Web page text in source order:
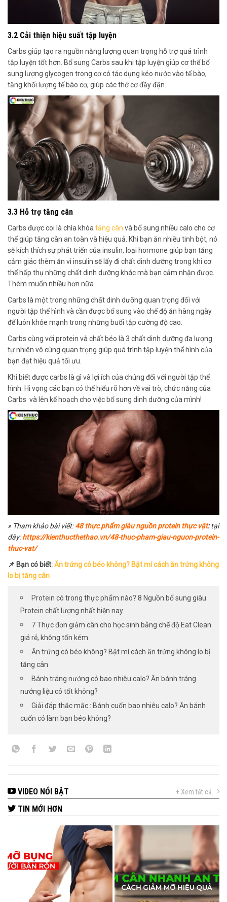
3.2 Cải thiện hiệu suất tập luyện
Carbs giúp tạo ra nguồn năng lượng quan trọng hỗ trợ quá trình
tập luyện tốt hơn. Bổ sung Carbs sau khi tập luyện giúp cơ thể bổ
sung lượng glycogen trong cơ có tác dụng kéo nước vào tế bào,
tăng khối lượng tế bào cơ, giúp các thớ cơ đầy đặn.
3.3 Hỗ trợ tăng cân
Carbs được coi là chìa khóa tăng cân và bổ sung nhiều calo cho cơ
thể giúp tăng cân an toàn và hiệu quả. Khi bạn ăn nhiều tinh bột, nó
sẽ kích thích sự phát triển của insulin, loại hormone giúp bạn tăng
cảm giác thèm ăn vì insulin sẽ lấy đi chất dinh dưỡng trong khi cơ
thể hấp thụ những chất dinh dưỡng khác mà bạn cảm nhận được.
Thèm muốn nhiều hơn nữa.
Carbs là một trong những chất dinh dưỡng quan trọng đối với
người tập thể hình và cần được bổ sung vào chế độ ăn hàng ngày
để luôn khỏe mạnh trong những buổi tập cường độ cao.
Carbs cùng với protein và chất béo là 3 chất dinh dưỡng đa lượng
tự nhiên vô cùng quan trọng giúp quá trình tập luyện thể hình của
bạn đạt hiệu quả tối ưu.
Khi biết được carbs là gì và lợi ích của chúng đối với người tập thể
hình. Hi vọng các bạn có thể hiểu rõ hơn về vai trò, chức năng của
Carbs và lên kế hoạch cho việc bổ sung dinh dưỡng của mình!
» Tham khảo bài viết:48 thực phẩm giàu nguồn protein thực vật:tại
đây:https://kienthucthethao.vn/48-thuc-pham-giau-nguon-protein-
thuc-vat/
📌 Bạn có biết:Ăn trứng có béo không? Bật mí cách ăn trứng không
lo bị tăng cân
Protein có trong thực phẩm nào? 8 Nguồn bổ sung giàu
Protein chất lượng nhất hiện nay
7 Thực đơn giảm cân cho học sinh bằng chế độ Eat Clean
giá rẻ, không tốn kém
Ăn trứng có béo không? Bật mí cách ăn trứng không lo bị
tăng cân
Bánh tráng nướng có bao nhiêu calo? Ăn bánh tráng
nướng liệu có tốt không?
Giải đáp thắc mắc : Bánh cuốn bao nhiêu calo? Ăn bánh
cuốn có làm bạn béo không?
VIDEO NỔI BẬT + Xem tất cả
TIN MỚI HƠN